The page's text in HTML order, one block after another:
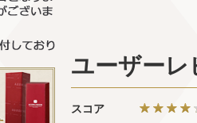
ユーザーレ
スコア